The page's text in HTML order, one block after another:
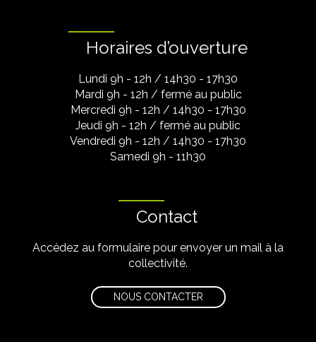
Horaires d’ouverture
Lundi 9h - 12h / 14h30 - 17h30
Mardi 9h - 12h / fermé au public
Mercredi 9h - 12h / 14h30 - 17h30
Jeudi 9h - 12h / fermé au public
Vendredi 9h - 12h / 14h30 - 17h30
Samedi 9h - 11h30
Contact
Accédez au formulaire pour envoyer un mail à la
collectivité.
NOUS CONTACTER